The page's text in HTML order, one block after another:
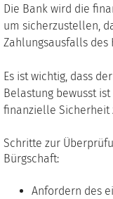
Die Bank wird die
um sicherzustellen,
Zahlungsausfalls
Es ist wichtig, dass
Belastung bewusst
finanzielle Sicherheit
Schritte zur
Bürgschaft:
Anfordern des